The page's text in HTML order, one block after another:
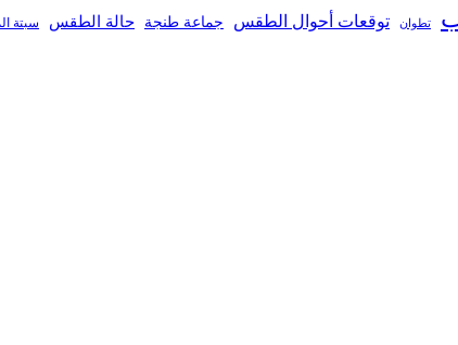
تطوان توقعات أحوال الطقس جماعة طنجة حالة الطقس سبتة